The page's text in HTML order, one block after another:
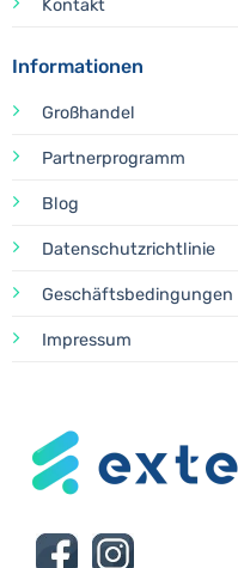
Kontakt
Informationen
Großhandel
Partnerprogramm
Blog
Datenschutzrichtlinie
Geschäftsbedingungen
Impressum